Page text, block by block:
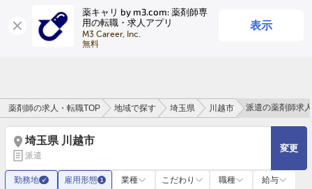
薬キャリ by m3.com: 薬剤師専
用の転職・求人アプリ
M3 Career, Inc.
無料
表示
ログイン
薬剤師の求人・転職TOP 地域で探す 埼玉県 川越市 派遣の薬剤師求
埼玉県 川越市
派遣
変更
勤務地 ✓ 雇用形態 1 業種 こだわり 職種
給与